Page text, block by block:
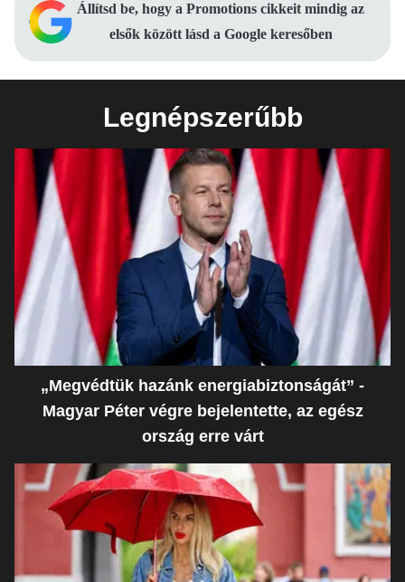
Állítsd be, hogy a Promotions cikkeit mindig az
elsők között lásd a Google keresőben
Legnépszerűbb
„Megvédtük hazánk energiabiztonságát” -
Magyar Péter végre bejelentette, az egész
ország erre várt